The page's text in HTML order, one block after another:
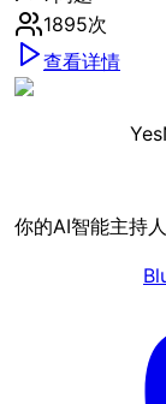
1895次
查看详情
你的AI智能主持